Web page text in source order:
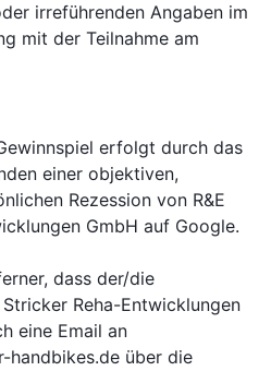
irreführenden Angaben im
mit der Teilnahme am
erfolgt durch das
einer objektiven,
Rezession von R&E
GmbH auf Google.
dass der/die
Reha-Entwicklungen
eine Email an
handbikes.de über die